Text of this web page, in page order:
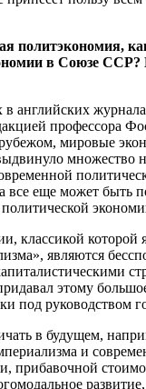
в Союзе
английских
профессора
мировые
еще может
классикой
являются
этому
руководством
в будущем,
и